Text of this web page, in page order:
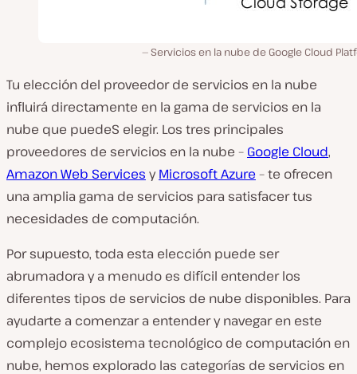
Servicios en la nube de Google Cloud
Tu elección del proveedor de servicios en la nube
influirá directamente en la gama de servicios en la
nube que puedeS elegir. Los tres principales
proveedores de servicios en la nube – Google Cloud,
Amazon Web Services yMicrosoft Azure – te ofrecen
una amplia gama de servicios para satisfacer tus
necesidades de computación.
Por supuesto, toda esta elección puede ser
abrumadora y a menudo es difícil entender los
diferentes tipos de servicios de nube disponibles. Para
ayudarte a comenzar a entender y navegar en este
complejo ecosistema tecnológico de computación en
nube, hemos explorado las categorías de servicios en